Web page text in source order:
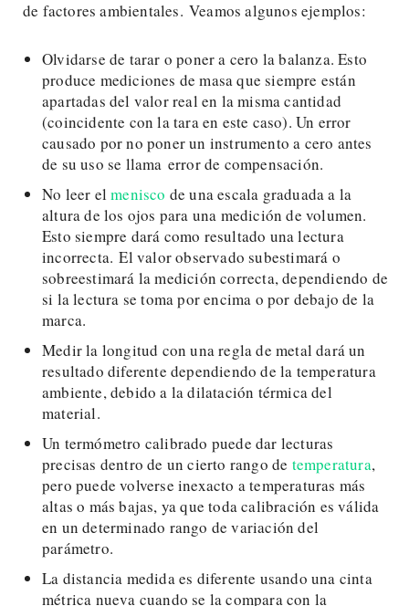
de factores ambientales. Veamos algunos ejemplos:
Olvidarse de tarar o poner a cero la balanza. Esto
produce mediciones de masa que siempre están
apartadas del valor real en la misma cantidad
(coincidente con la tara en este caso). Un error
causado por no poner un instrumento a cero antes
de su uso se llama error de compensación.
No leer elmenisco de una escala graduada a la
altura de los ojos para una medición de volumen.
Esto siempre dará como resultado una lectura
incorrecta. El valor observado subestimará o
sobreestimará la medición correcta, dependiendo de
si la lectura se toma por encima o por debajo de la
marca.
Medir la longitud con una regla de metal dará un
resultado diferente dependiendo de la temperatura
ambiente, debido a la dilatación térmica del
material.
Un termómetro calibrado puede dar lecturas
precisas dentro de un cierto rango de temperatura,
pero puede volverse inexacto a temperaturas más
altas o más bajas, ya que toda calibración es válida
en un determinado rango de variación del
parámetro.
La distancia medida es diferente usando una cinta
métrica nueva cuando se la compara con la